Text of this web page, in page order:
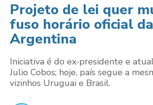
Projeto de lei quer
fuso horário oficial da
Argentina
Iniciativa é do ex-presidente e
Julio Cobos; hoje, país segue a
vizinhos Uruguai e Brasil.